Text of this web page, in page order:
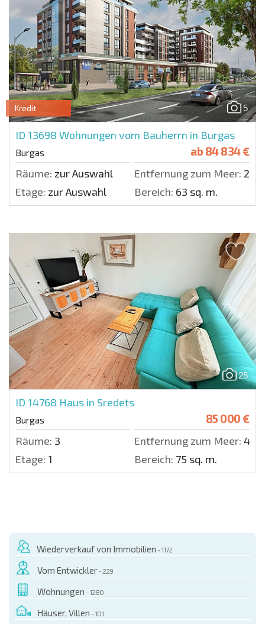
5
Kredit
ID 13698 Wohnungen vom Bauherrn in Burgas
Burgas ab 84 834 €
Räume: zur Auswahl Entfernung zum Meer:
Etage: zur Auswahl Bereich: 63 sq. m.
25
ID 14768 Haus in Sredets
Burgas 85 000 €
Räume: 3 Entfernung zum Meer:
Etage: 1 Bereich: 75 sq. m.
Wiederverkauf von Immobilien - 1172
Vom Entwickler - 229
Wohnungen - 1280
Häuser, Villen - 101